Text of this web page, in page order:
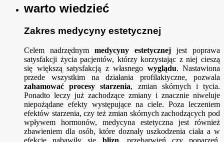
warto wiedzieć
Zakres medycyny estetycznej
Celem nadrzędnym medycyny estetycznej jest poprawa
satysfakcji życia pacjentów, którzy korzystając z niej cieszą
się większą satysfakcją z własnego wyglądu. Nastawiona
przede wszystkim na działania profilaktyczne, pozwala
zahamować procesy starzenia, zmian skórnych i tycia.
Ponadto leczy już zachodzące zmiany i znacznie niweluje
niepożądane efekty występujące na ciele. Poza leczeniem
efektów starzenia, czy też zmian skórnych zachodzących pod
wpływem hormonów, medycyna estetyczna jest również
zbawieniem dla osób, które doznały uszkodzenia ciała a w
efekcie nabawiły się blizn , przebarwień czy poparzeń.